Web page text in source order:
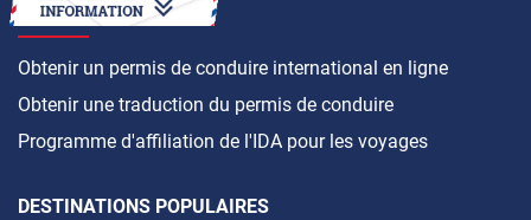
COMMENT FAIRE
Obtenir un permis de conduire international en ligne
Obtenir une traduction du permis de conduire
Programme d'affiliation de l'IDA pour les voyages
DESTINATIONS POPULAIRES